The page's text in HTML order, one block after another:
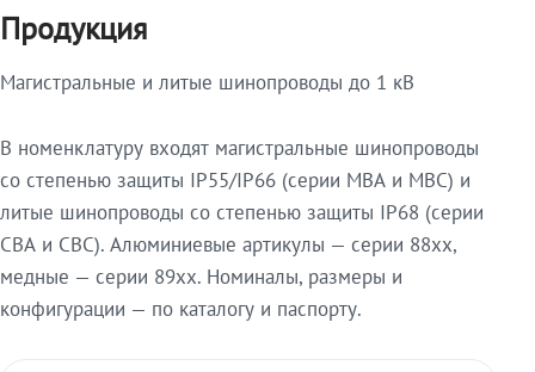
Продукция
Магистральные и литые шинопроводы до 1 кВ
В номенклатуру входят магистральные шинопроводы
со степенью защиты IP55/IP66 (серии МВА и МВС) и
литые шинопроводы со степенью защиты IP68 (серии
СВА и СВС). Алюминиевые артикулы — серии 88xx,
медные — серии 89xx. Номиналы, размеры и
конфигурации — по каталогу и паспорту.